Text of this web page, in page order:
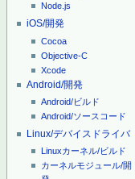
Node.js
iOS/開発
Cocoa
Objective-C
Xcode
Android/開発
Android/ビルド
Android/ソースコード
Linux/デバイスドライバ
Linuxカーネル/ビルド
カーネルモジュール/開